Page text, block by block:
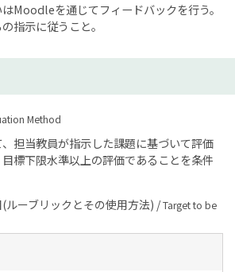
Moodleを通じてフィードバックを行う。
指示に従うこと。
Method
担当教員が指示した課題に基づいて評価
標下限水準以上の評価であることを条件
ルーブリックとその使用方法) /Target to be